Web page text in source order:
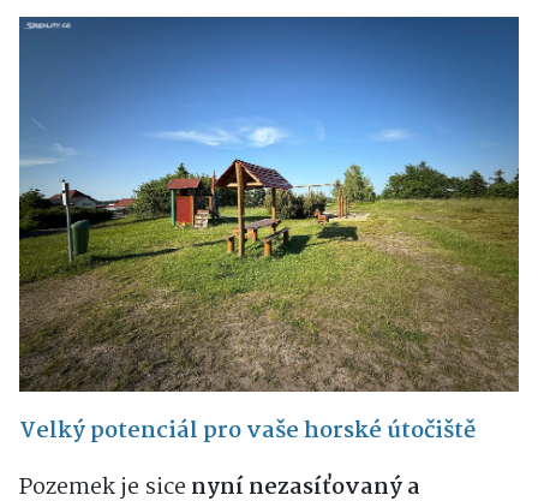
Velký potenciál pro vaše horské útočiště
Pozemek je sice nyní nezasíťovaný a